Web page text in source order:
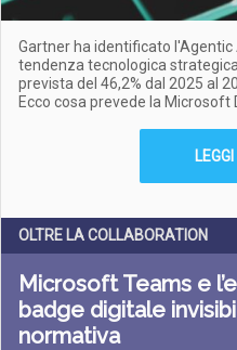
Gartner ha identificato
tendenza tecnologica
prevista del 46,2% dal 2025 al
Ecco cosa prevede la Microsoft
OLTRE LA COLLABORATION
Microsoft Teams e
badge digitale
normativa